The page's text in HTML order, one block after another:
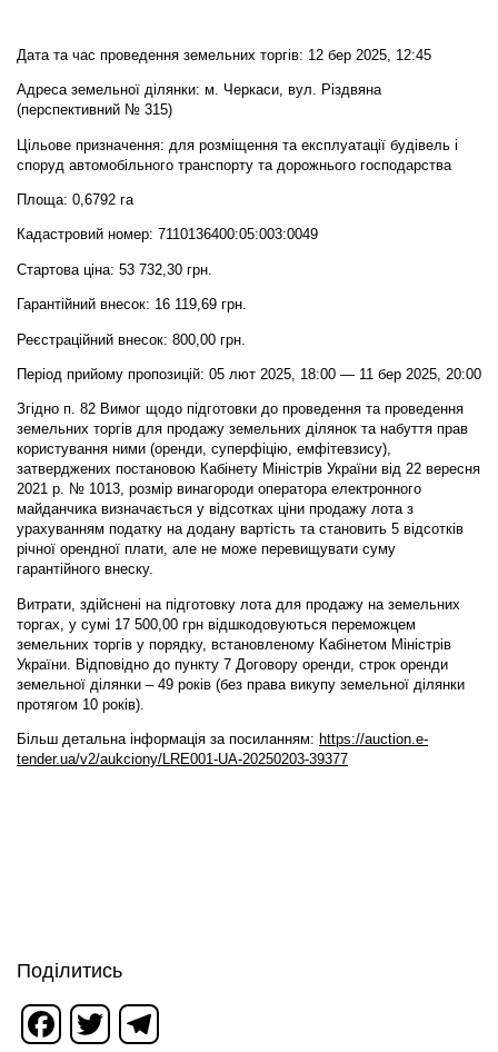
Дата та час проведення земельних торгів: 12 бер 2025, 12:45
Адреса земельної ділянки: м. Черкаси, вул. Різдвяна
(перспективний № 315)
Цільове призначення: для розміщення та експлуатації будівель і
споруд автомобільного транспорту та дорожнього господарства
Площа: 0,6792 га
Кадастровий номер: 7110136400:05:003:0049
Стартова ціна: 53 732,30 грн.
Гарантійний внесок: 16 119,69 грн.
Реєстраційний внесок: 800,00 грн.
Період прийому пропозицій: 05 лют 2025, 18:00 — 11 бер 2025, 20:00
Згідно п. 82 Вимог щодо підготовки до проведення та проведення
земельних торгів для продажу земельних ділянок та набуття прав
користування ними (оренди, суперфіцію, емфітевзису),
затверджених постановою Кабінету Міністрів України від 22 вересня
2021 р. № 1013, розмір винагороди оператора електронного
майданчика визначається у відсотках ціни продажу лота з
урахуванням податку на додану вартість та становить 5 відсотків
річної орендної плати, але не може перевищувати суму
гарантійного внеску.
Витрати, здійснені на підготовку лота для продажу на земельних
торгах, у сумі 17 500,00 грн відшкодовуються переможцем
земельних торгів у порядку, встановленому Кабінетом Міністрів
України. Відповідно до пункту 7 Договору оренди, строк оренди
земельної ділянки – 49 років (без права викупу земельної ділянки
протягом 10 років).
Більш детальна інформація за посиланням: https://auction.e-
tender.ua/v2/aukciony/LRE001-UA-20250203-39377
Поділитись
Facebook
Twitter